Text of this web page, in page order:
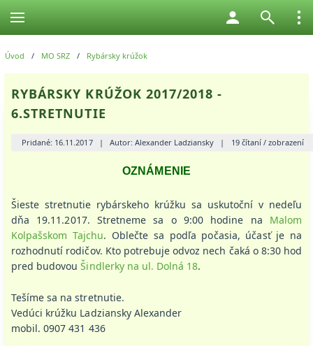
Úvod / MO SRZ / Rybársky krúžok
RYBÁRSKY KRÚŽOK 2017/2018 -
6.STRETNUTIE
Pridané: 16.11.2017| Autor: Alexander Ladziansky | 19 čítaní / zobrazení
OZNÁMENIE
Šieste stretnutie rybárskeho krúžku sa uskutoční v nedeľu
dňa 19.11.2017. Stretneme sa o 9:00 hodine na Malom
Kolpašskom Tajchu. Oblečte sa podľa počasia, účasť je na
rozhodnutí rodičov. Kto potrebuje odvoz nech čaká o 8:30 hod
pred budovouŠindlerky na ul. Dolná 18.
Tešíme sa na stretnutie.
Vedúci krúžku Ladziansky Alexander
mobil. 0907 431 436